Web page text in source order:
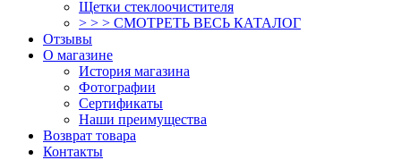
Щетки стеклоочистителя
> > > СМОТРЕТЬ ВЕСЬ КАТАЛОГ
Отзывы
О магазине
История магазина
Фотографии
Сертификаты
Наши преимущества
Возврат товара
Контакты